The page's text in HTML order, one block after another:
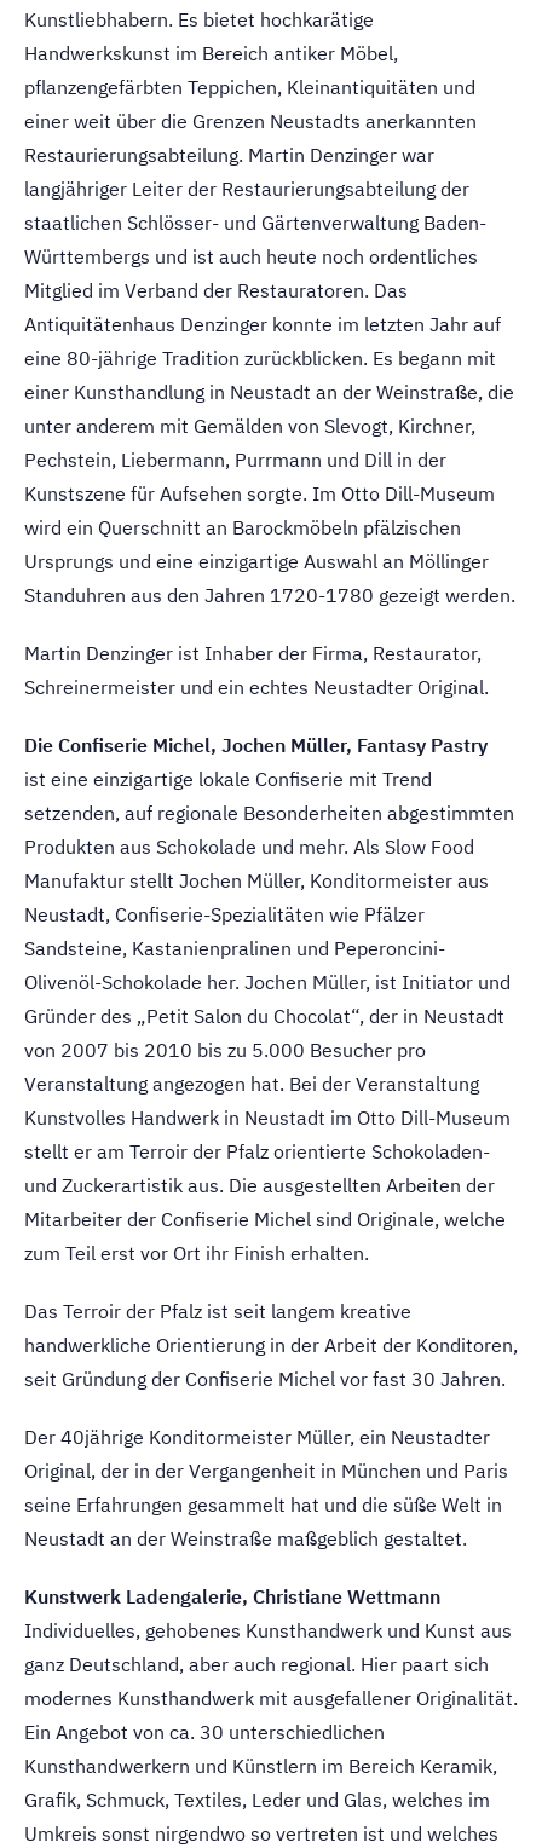
Kunstliebhabern. Es bietet hochkarätige
Handwerkskunst im Bereich antiker Möbel,
pflanzengefärbten Teppichen, Kleinantiquitäten und
einer weit über die Grenzen Neustadts anerkannten
Restaurierungsabteilung. Martin Denzinger war
langjähriger Leiter der Restaurierungsabteilung der
staatlichen Schlösser- und Gärtenverwaltung Baden-
Württembergs und ist auch heute noch ordentliches
Mitglied im Verband der Restauratoren. Das
Antiquitätenhaus Denzinger konnte im letzten Jahr auf
eine 80-jährige Tradition zurückblicken. Es begann mit
einer Kunsthandlung in Neustadt an der Weinstraße, die
unter anderem mit Gemälden von Slevogt, Kirchner,
Pechstein, Liebermann, Purrmann und Dill in der
Kunstszene für Aufsehen sorgte. Im Otto Dill-Museum
wird ein Querschnitt an Barockmöbeln pfälzischen
Ursprungs und eine einzigartige Auswahl an Möllinger
Standuhren aus den Jahren 1720-1780 gezeigt werden.
Martin Denzinger ist Inhaber der Firma, Restaurator,
Schreinermeister und ein echtes Neustadter Original.
Die Confiserie Michel, Jochen Müller, Fantasy Pastry
ist eine einzigartige lokale Confiserie mit Trend
setzenden, auf regionale Besonderheiten abgestimmten
Produkten aus Schokolade und mehr. Als Slow Food
Manufaktur stellt Jochen Müller, Konditormeister aus
Neustadt, Confiserie-Spezialitäten wie Pfälzer
Sandsteine, Kastanienpralinen und Peperoncini-
Olivenöl-Schokolade her. Jochen Müller, ist Initiator und
Gründer des „Petit Salon du Chocolat“, der in Neustadt
von 2007 bis 2010 bis zu 5.000 Besucher pro
Veranstaltung angezogen hat. Bei der Veranstaltung
Kunstvolles Handwerk in Neustadt im Otto Dill-Museum
stellt er am Terroir der Pfalz orientierte Schokoladen-
und Zuckerartistik aus. Die ausgestellten Arbeiten der
Mitarbeiter der Confiserie Michel sind Originale, welche
zum Teil erst vor Ort ihr Finish erhalten.
Das Terroir der Pfalz ist seit langem kreative
handwerkliche Orientierung in der Arbeit der Konditoren,
seit Gründung der Confiserie Michel vor fast 30 Jahren.
Der 40jährige Konditormeister Müller, ein Neustadter
Original, der in der Vergangenheit in München und Paris
seine Erfahrungen gesammelt hat und die süße Welt in
Neustadt an der Weinstraße maßgeblich gestaltet.
Kunstwerk Ladengalerie, Christiane Wettmann
Individuelles, gehobenes Kunsthandwerk und Kunst aus
ganz Deutschland, aber auch regional. Hier paart sich
modernes Kunsthandwerk mit ausgefallener Originalität.
Ein Angebot von ca. 30 unterschiedlichen
Kunsthandwerkern und Künstlern im Bereich Keramik,
Grafik, Schmuck, Textiles, Leder und Glas, welches im
Umkreis sonst nirgendwo so vertreten ist und welches